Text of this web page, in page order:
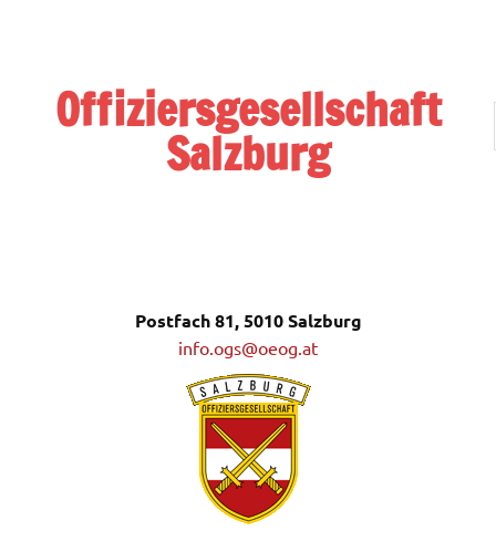
Offiziersgesellschaft
Salzburg
Postfach 81, 5010 Salzburg
info.ogs@oeog.at